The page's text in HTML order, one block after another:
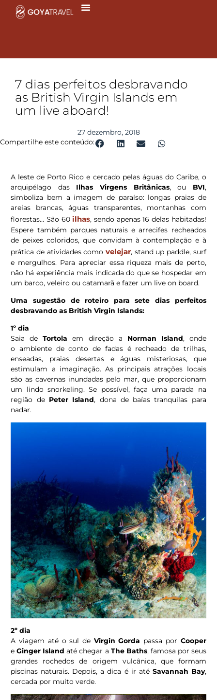
7 dias perfeitos desbravando
as British Virgin Islands em
um live aboard!
27 dezembro, 2018
Compartilhe este conteúdo:
A leste de Porto Rico e cercado pelas águas do Caribe, o
arquipélago das Ilhas Virgens Britânicas, ou BVI,
simboliza bem a imagem de paraíso: longas praias de
areias brancas, águas transparentes, montanhas com
florestas…São 60ilhas, sendo apenas 16 delas habitadas!
Espere também parques naturais e arrecifes recheados
de peixes coloridos, que convidam à contemplação e à
prática de atividades como velejar, stand up paddle, surf
e mergulhos. Para apreciar essa riqueza mais de perto,
não há experiência mais indicada do que se hospedar em
um barco, veleiro ou catamarã e fazer um live on board.
Uma sugestão de roteiro para sete dias perfeitos
desbravando as British Virgin Islands:
1º dia
Saia deTortola em direção a Norman Island, onde
o ambiente de conto de fadas é recheado de trilhas,
enseadas, praias desertas e águas misteriosas, que
estimulam a imaginação. As principais atrações locais
são as cavernas inundadas pelo mar, que proporcionam
um lindo snorkeling. Se possível, faça uma parada na
região de Peter Island, dona de baías tranquilas para
nadar.
2º dia
A viagem até o sul de Virgin Gorda passa por Cooper
eGinger Island até chegar a The Baths, famosa por seus
grandes rochedos de origem vulcânica, que formam
piscinas naturais. Depois, a dica é ir até Savannah Bay,
cercada por muito verde.